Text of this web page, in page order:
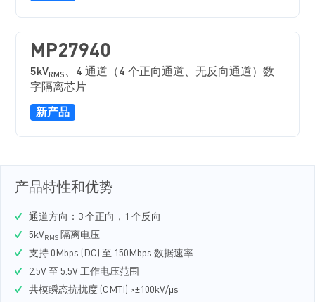
MP27940
5kVRMS 、4 通道（4 个正向通道、无反向通道）数
字隔离芯片
新产品
产品特性和优势
通道方向：3 个正向，1 个反向
5kV RMS 隔离电压
支持 0Mbps (DC) 至 150Mbps 数据速率
2.5V 至 5.5V 工作电压范围
共模瞬态抗扰度 (CMTI) >±100kV/μs